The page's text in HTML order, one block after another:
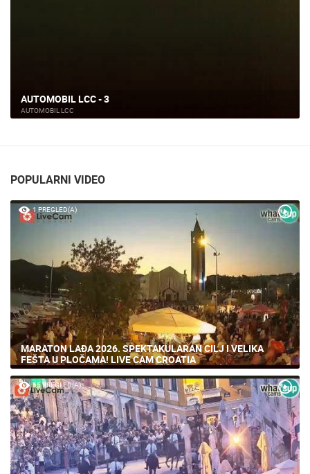
AUTOMOBIL LCC - 3
AUTOMOBIL LCC
POPULARNI VIDEO
1 PREGLED(A)
MARATON LAĐA 2026. SPEKTAKULARAN CILJ I VELIKA
FEŠTA U PLOČAMA! LIVE CAM CROATIA
65 PREGLED(A)